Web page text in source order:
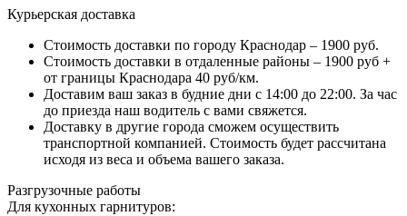
Курьерская доставка
Стоимость доставки по городу Краснодар – 1900 руб.
Стоимость доставки в отдаленные районы – 1900 руб +
от границы Краснодара 40 руб/км.
Доставим ваш заказ в будние дни с 14:00 до 22:00. За час
до приезда наш водитель с вами свяжется.
Доставку в другие города сможем осуществить
транспортной компанией. Стоимость будет рассчитана
исходя из веса и объема вашего заказа.
Разгрузочные работы
Для кухонных гарнитуров: